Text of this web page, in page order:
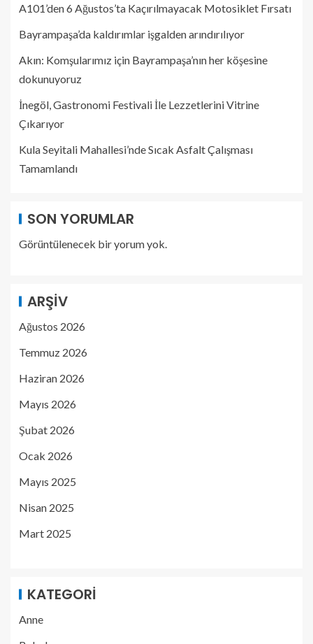
A101’den 6 Ağustos’ta Kaçırılmayacak Motosiklet Fırsatı
Bayrampaşa’da kaldırımlar işgalden arındırılıyor
Akın: Komşularımız için Bayrampaşa’nın her köşesine
dokunuyoruz
İnegöl, Gastronomi Festivali İle Lezzetlerini Vitrine
Çıkarıyor
Kula Seyitali Mahallesi’nde Sıcak Asfalt Çalışması
Tamamlandı
SON YORUMLAR
Görüntülenecek bir yorum yok.
ARŞIV
Ağustos 2026
Temmuz 2026
Haziran 2026
Mayıs 2026
Şubat 2026
Ocak 2026
Mayıs 2025
Nisan 2025
Mart 2025
KATEGORI
Anne